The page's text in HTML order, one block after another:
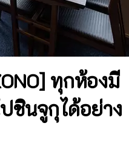
ทุกห้องมี
ชินจูกุได้อย่าง